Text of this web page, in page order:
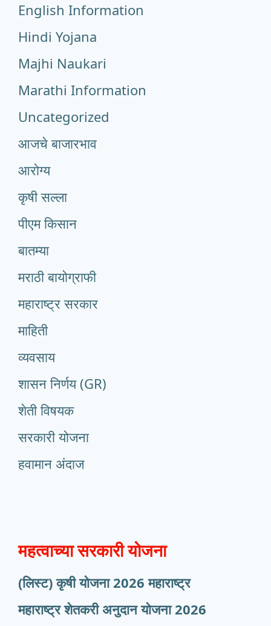
English Information
Hindi Yojana
Majhi Naukari
Marathi Information
Uncategorized
आजचे बाजारभाव
आरोग्य
कृषी सल्ला
पीएम किसान
बातम्या
मराठी बायोग्राफी
महाराष्ट्र सरकार
माहिती
व्यवसाय
शासन निर्णय (GR)
शेती विषयक
सरकारी योजना
हवामान अंदाज
महत्वाच्या सरकारी योजना
(लिस्ट) कृषी योजना 2026 महाराष्ट्र
महाराष्ट्र शेतकरी अनुदान योजना 2026